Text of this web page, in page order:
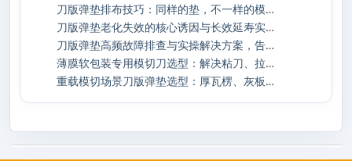
刀版弹垫排布技巧：同样的垫，不一样的模切
刀版弹垫老化失效的核心诱因与长效延寿实操
刀版弹垫高频故障排查与实操解决方案，告别
薄膜软包装专用模切刀选型：解决粘刀、拉丝
重载模切场景刀版弹垫选型：厚瓦楞、灰板加